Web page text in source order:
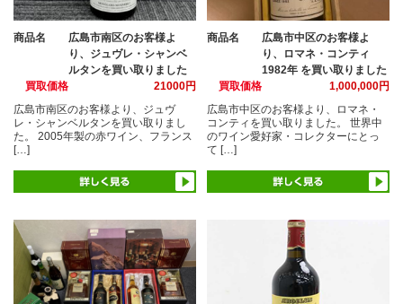
商品名
広島市南区のお客様よ
り、ジュヴレ・シャンベ
ルタンを買い取りました
買取価格
21000円
広島市南区のお客様より、ジュヴ
レ・シャンベルタンを買い取りまし
た。 2005年製の赤ワイン、フランス
[…]
商品名
広島市中区のお客様よ
り、ロマネ・コンティ
1982年 を買い取りました
買取価格
1,000,000円
広島市中区のお客様より、ロマネ・
コンティを買い取りました。 世界中
のワイン愛好家・コレクターにとっ
て […]